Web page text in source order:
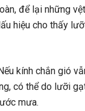
để lại những
hiệu cho thấy
kính chắn gió
có thể do lưỡi
mưa.